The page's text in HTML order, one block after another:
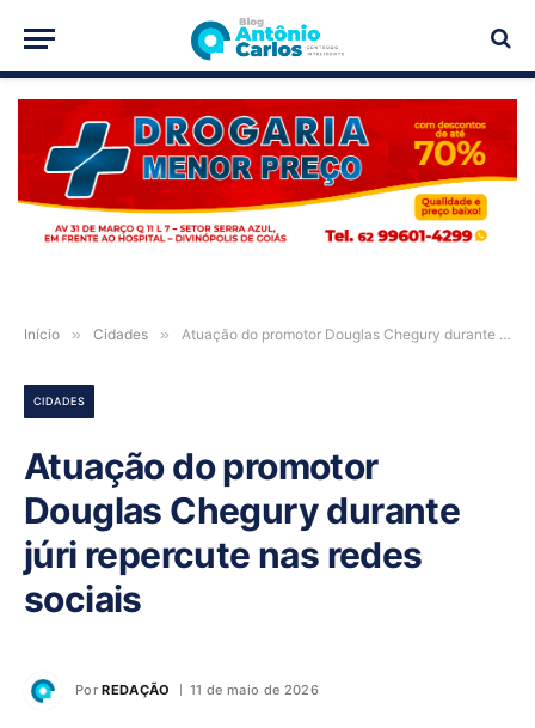
PUBLICIDADE
Início » Cidades » Atuação do promotor Douglas Chegury durante júri repercute nas redes sociais
CIDADES
Atuação do promotor
Douglas Chegury durante
júri repercute nas redes
sociais
Por REDAÇÃO 11 de maio de 2026